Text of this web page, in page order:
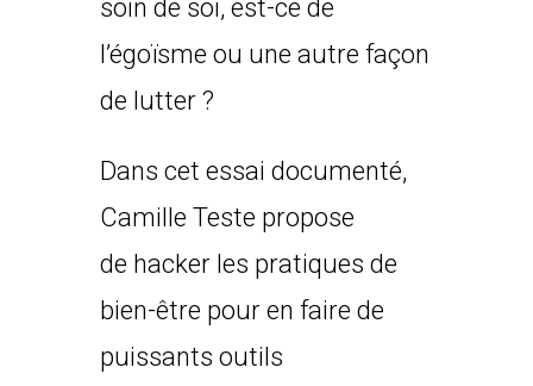
soin de soi, est-ce de
l’égoïsme ou une autre façon
de lutter ?
Dans cet essai documenté,
Camille Teste propose
de hacker les pratiques de
bien-être pour en faire de
puissants outils